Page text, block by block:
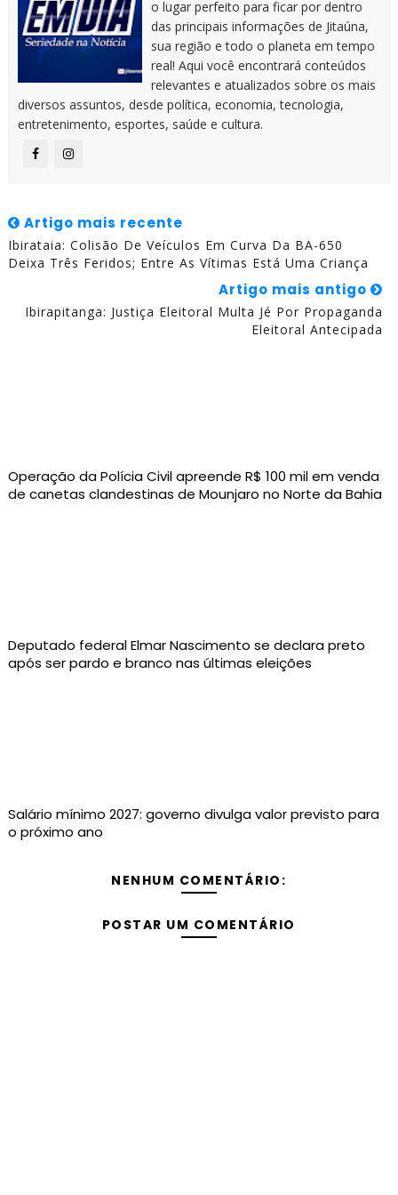
o lugar perfeito para ficar por dentro
das principais informações de Jitaúna,
sua região e todo o planeta em tempo
real! Aqui você encontrará conteúdos
relevantes e atualizados sobre os mais
diversos assuntos, desde política, economia, tecnologia,
entretenimento, esportes, saúde e cultura.
Artigo mais recente
Ibirataia: Colisão De Veículos Em Curva Da BA-650
Deixa Três Feridos; Entre As Vítimas Está Uma Criança
Artigo mais antigo
Ibirapitanga: Justiça Eleitoral Multa Jé Por Propaganda
Eleitoral Antecipada
Operação da Polícia Civil apreende R$ 100 mil em venda
de canetas clandestinas de Mounjaro no Norte da Bahia
Deputado federal Elmar Nascimento se declara preto
após ser pardo e branco nas últimas eleições
Salário mínimo 2027: governo divulga valor previsto para
o próximo ano
NENHUM COMENTÁRIO:
POSTAR UM COMENTÁRIO